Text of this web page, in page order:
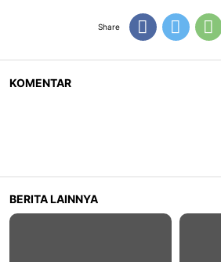
Share
KOMENTAR
BERITA LAINNYA